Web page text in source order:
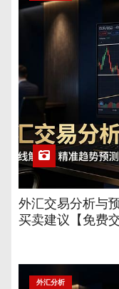
外汇交易分析与
买卖建议【免费
外汇分析